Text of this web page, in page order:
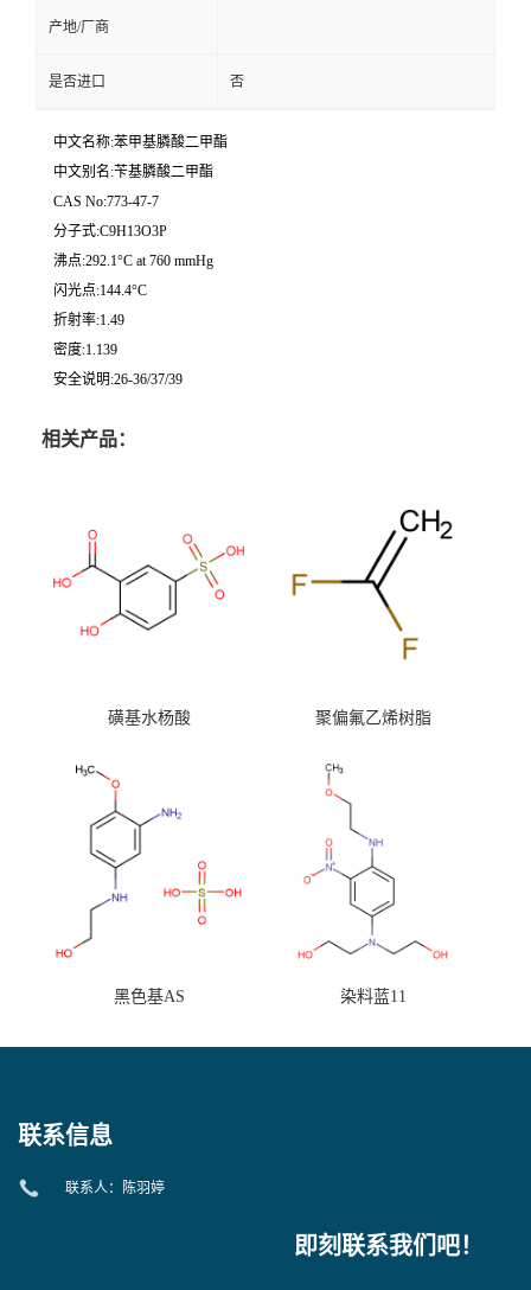
产地/厂商
是否进口 否
中文名称:苯甲基膦酸二甲酯
中文别名:苄基膦酸二甲酯
CAS No:773-47-7
分子式:C9H13O3P
沸点:292.1°C at 760 mmHg
闪光点:144.4°C
折射率:1.49
密度:1.139
安全说明:26-36/37/39
相关产品：
磺基水杨酸 聚偏氟乙烯树脂
黑色基AS 染料蓝11
联系信息
联系人：陈羽婷
即刻联系我们吧！